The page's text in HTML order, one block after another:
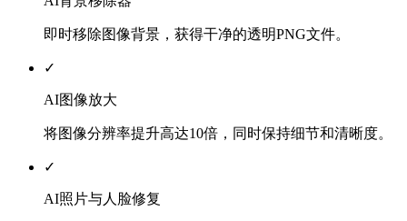
即时移除图像背景，获得干净的透明PNG文件。
✓
AI图像放大
将图像分辨率提升高达10倍，同时保持细节和清晰度。
✓
AI照片与人脸修复